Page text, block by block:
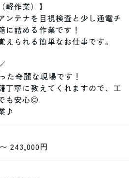
軽作業）】
ンテナを目視検査と少し通電チ
に詰める作業です！
えられる簡単なお仕事です。
た奇麗な現場です！
丁寧に教えてくれますので、工
も安心◎
♪
243,000円